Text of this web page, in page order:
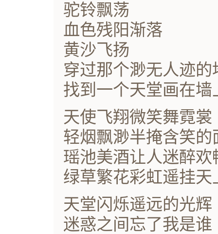
驼铃飘荡
血色残阳渐落
黄沙飞扬
穿过那个渺无人迹的
找到一个天堂画在墙
天使飞翔微笑舞霓裳
轻烟飘渺半掩含笑的
瑶池美酒让人迷醉欢
绿草繁花彩虹遥挂天
天堂闪烁遥远的光辉
迷惑之间忘了我是谁